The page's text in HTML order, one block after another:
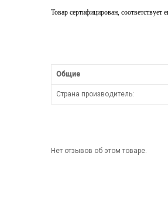
Товар сертифицирован, соответствует
Общие
Страна производитель:
Нет отзывов об этом товаре.